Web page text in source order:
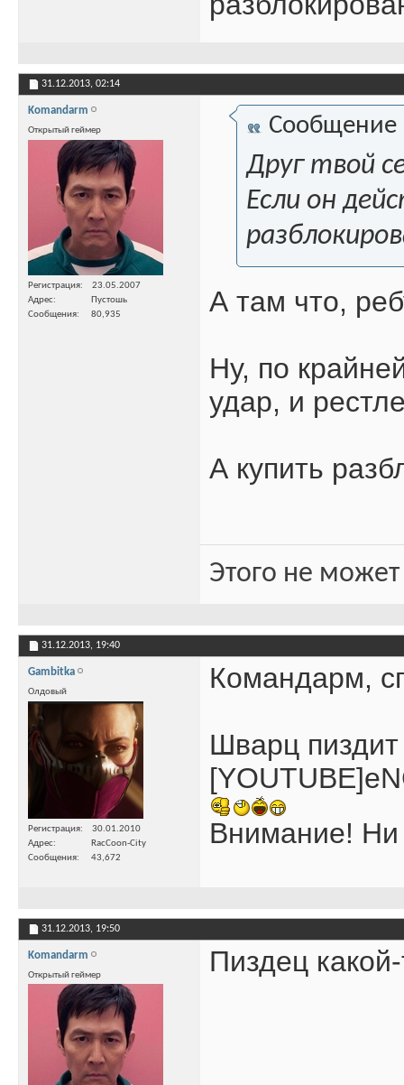
31.12.2013, 02:14
Komandarm
Открытый геймер
Регистрация
23.05.2007
Адрес
Пустошь
Сообщения
80,935
Сообщение
Друг твой
Если он
А там что,
Ну, по
удар, и
А купить
Этого не
31.12.2013, 19:40
Gambitka
Олдовый
Регистрация
30.01.2010
Адрес
RacCoon-City
Сообщения
43,672
Командарм,
Шварц
Внимание! Ни
31.12.2013, 19:50
Komandarm
Открытый геймер Пиздец